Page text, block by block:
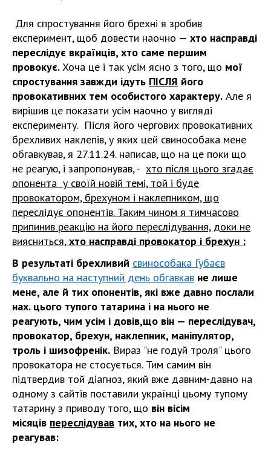
Для спростування його брехні я зробив
експеримент, щоб довести наочно — хто насправді
переслідує вкраїнців, хто саме першим
провокує. Хоча це і так усім ясно з того, що мої
спростування завжди ідуть ПІСЛЯ його
провокативних тем особистого характеру. Але я
вирішив це показати усім наочно у вигляді
експерименту. Після його чергових провокативних
брехливих наклепів, у яких цей свинособака мене
обгавкував, я 27.11.24. написав, що на це поки що
не реагую, і запропонував, - хто після цього згадає
опонента у своїй новій темі, той і буде
провокатором, брехуном і наклепником, що
переслідує опонентів. Таким чином я тимчасово
припинив реакцію на його переслідування, доки не
виясниться,хто насправді провокатор і брехун :
В результаті брехливий свинособака Губаєв
буквально на наступний день обгавкав не лише
мене, але й тих опонентів, які вже давно послали
нах. цього тупого татарина і на нього не
реагують, чим усім і довів,що він — переслідувач,
провокатор, брехун, наклепник, маніпулятор,
троль і шизофренік. Вираз "не годуй троля" цього
провокатора не стосується. Тим самим він
підтвердив той діагноз, який вже давним-давно на
одному з сайтів поставили українці цьому тупому
татарину з приводу того, що він вісім
місяців переслідував тих, хто на нього не
реагував: